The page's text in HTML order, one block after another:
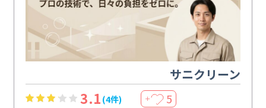
サニクリーン
3.1 (4件) ＋ 5